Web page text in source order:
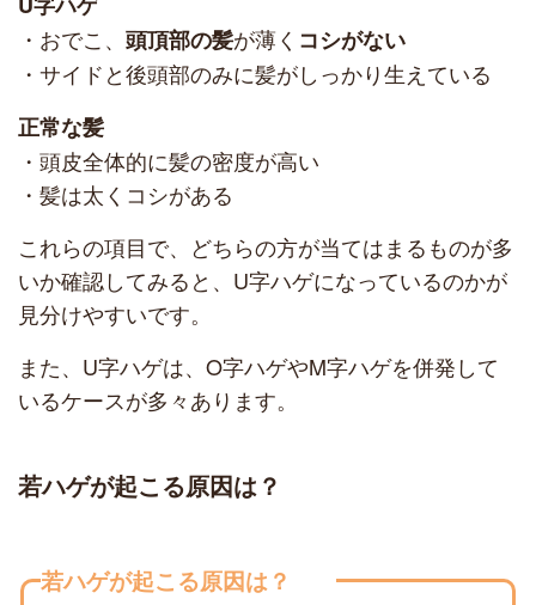
・おでこ、 頭頂部の髪が薄く コシがない
・サイドと後頭部のみに髪がしっかり生えている
正常な髪
・頭皮全体的に髪の密度が高い
・髪は太くコシがある
これらの項目で、どちらの方が当てはまるものが多
いか確認してみると、U字ハゲになっているのかが
見分けやすいです。
また、U字ハゲは、O字ハゲやM字ハゲを併発して
いるケースが多々あります。
若ハゲが起こる原因は？
若ハゲが起こる原因は？